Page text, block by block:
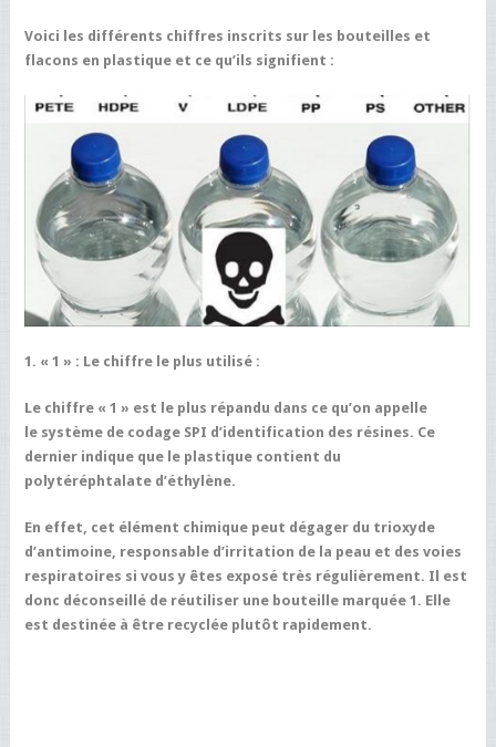
Voici les différents chiffres inscrits sur les bouteilles et
flacons en plastique et ce qu’ils signifient :
1. « 1 » : Le chiffre le plus utilisé :
Le chiffre « 1 » est le plus répandu dans ce qu’on appelle
le système de codage SPI d’identification des résines. Ce
dernier indique que le plastique contient du
polytéréphtalate d’éthylène.
En effet, cet élément chimique peut dégager du trioxyde
d’antimoine, responsable d’irritation de la peau et des voies
respiratoires si vous y êtes exposé très régulièrement. Il est
donc déconseillé de réutiliser une bouteille marquée 1. Elle
est destinée à être recyclée plutôt rapidement.